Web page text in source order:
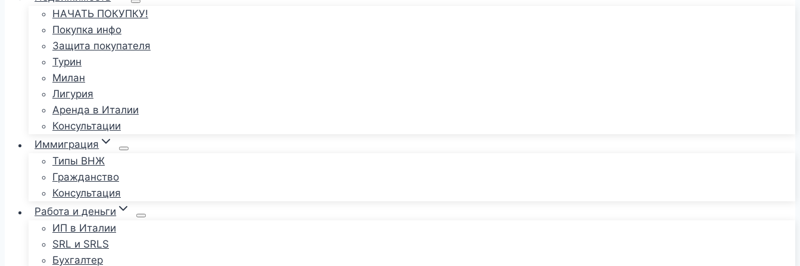
НАЧАТЬ ПОКУПКУ!
Покупка инфо
Защита покупателя
Турин
Милан
Лигурия
Аренда в Италии
Консультации
Иммиграция
Типы ВНЖ
Гражданство
Консультация
Работа и деньги
ИП в Италии
SRL и SRLS
Бухгалтер